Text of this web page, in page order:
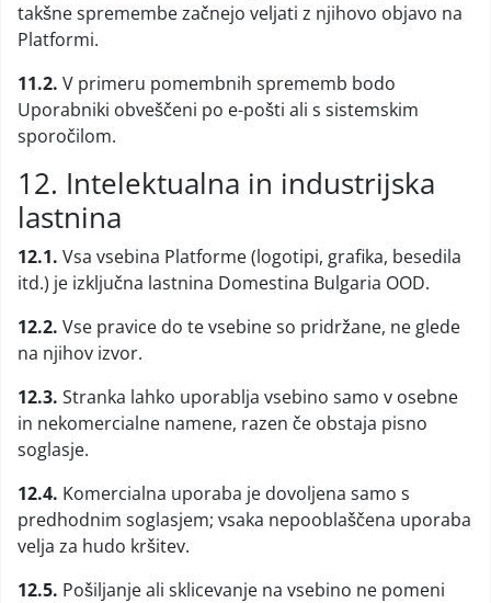
takšne spremembe začnejo veljati z njihovo objavo na
Platformi.
11.2. V primeru pomembnih sprememb bodo
Uporabniki obveščeni po e-pošti ali s sistemskim
sporočilom.
12. Intelektualna in industrijska
lastnina
12.1. Vsa vsebina Platforme (logotipi, grafika, besedila
itd.) je izključna lastnina Domestina Bulgaria OOD.
12.2. Vse pravice do te vsebine so pridržane, ne glede
na njihov izvor.
12.3. Stranka lahko uporablja vsebino samo v osebne
in nekomercialne namene, razen če obstaja pisno
soglasje.
12.4. Komercialna uporaba je dovoljena samo s
predhodnim soglasjem; vsaka nepooblaščena uporaba
velja za hudo kršitev.
12.5. Pošiljanje ali sklicevanje na vsebino ne pomeni